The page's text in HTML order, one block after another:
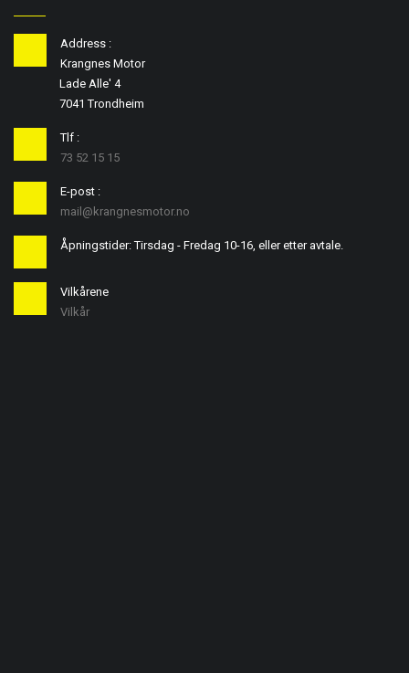
Address :
Krangnes Motor
Lade Alle' 4
7041 Trondheim
Tlf :
73 52 15 15
E-post :
mail@krangnesmotor.no
Åpningstider: Tirsdag - Fredag 10-16, eller etter avtale.
Vilkårene
Vilkår